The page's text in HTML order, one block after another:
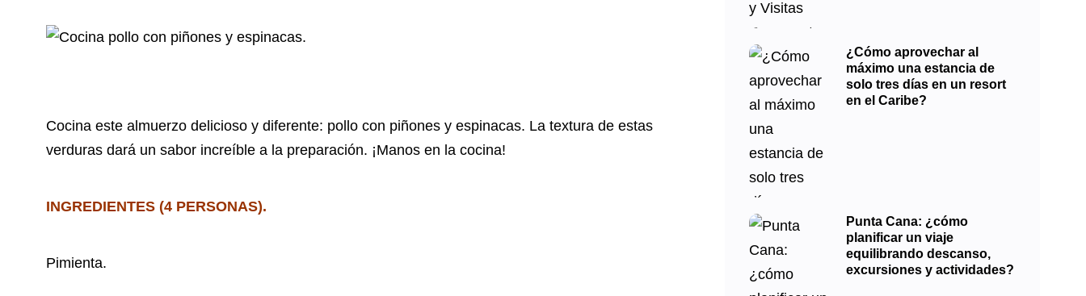
Cocina este almuerzo delicioso y diferente: pollo con piñones y espinacas. La textura de estas
verduras dará un sabor increíble a la preparación. ¡Manos en la cocina!
INGREDIENTES (4 PERSONAS).
Pimienta.
¿Cómo aprovechar al
máximo una estancia de
solo tres días en un resort
en el Caribe?
Punta Cana: ¿cómo
planificar un viaje
equilibrando descanso,
excursiones y actividades?